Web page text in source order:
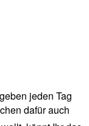
jeden Tag
dafür auch